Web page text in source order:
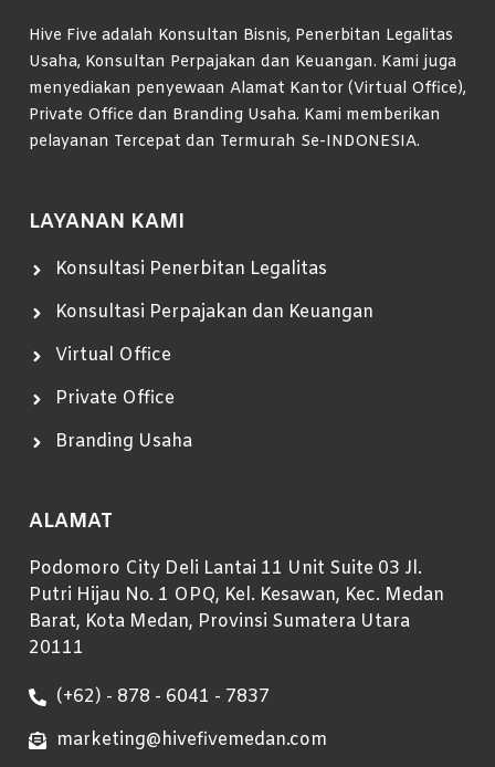
Hive Five adalah Konsultan Bisnis, Penerbitan Legalitas
Usaha, Konsultan Perpajakan dan Keuangan. Kami juga
menyediakan penyewaan Alamat Kantor (Virtual Office),
Private Office dan Branding Usaha. Kami memberikan
pelayanan Tercepat dan Termurah Se-INDONESIA.
LAYANAN KAMI
Konsultasi Penerbitan Legalitas
Konsultasi Perpajakan dan Keuangan
Virtual Office
Private Office
Branding Usaha
ALAMAT
Podomoro City Deli Lantai 11 Unit Suite 03 Jl.
Putri Hijau No. 1 OPQ, Kel. Kesawan, Kec. Medan
Barat, Kota Medan, Provinsi Sumatera Utara
20111
(+62) - 878 - 6041 - 7837
marketing@hivefivemedan.com